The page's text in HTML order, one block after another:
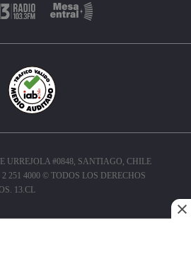
URREJOLA #0848, SANTIAGO, CHILE
251 4000 © TODOS LOS DERECHOS
13.CL